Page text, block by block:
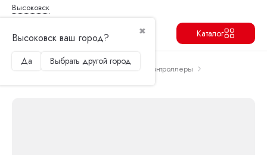
Высоковск
✖
Высоковск ваш город?
Да Выбрать другой город
Каталог
Главная Запчасти и аксессуары
Контроллеры
Продолжить Перейти в корзину